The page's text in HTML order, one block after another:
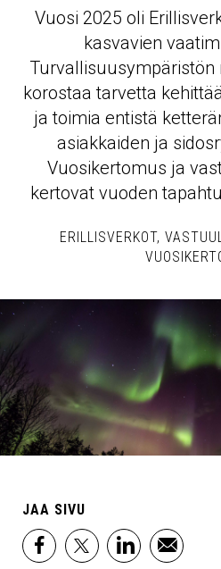
Vuosi 2025 oli
kasvavien
korostaa tarvetta
ja toimia entistä
asiakkaiden ja
Vuosikertomus ja
kertovat vuoden
ERILLISVERKOT
JAA SIVU
facebook
x linkedinemail